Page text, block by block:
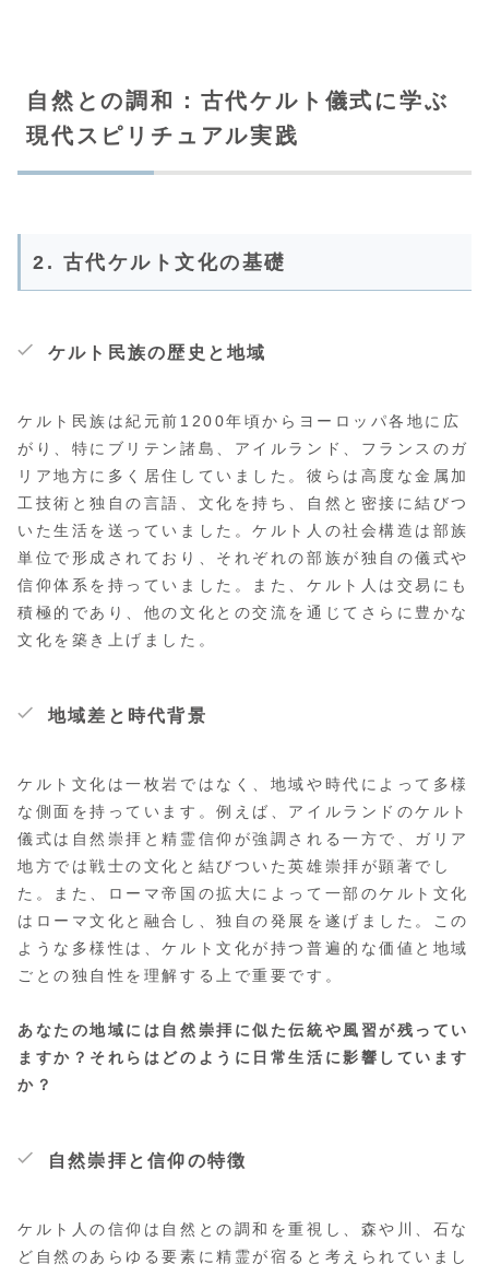
自然との調和：古代ケルト儀式に学ぶ
現代スピリチュアル実践
2. 古代ケルト文化の基礎
ケルト民族の歴史と地域
ケルト民族は紀元前1200年頃からヨーロッパ各地に広
がり、特にブリテン諸島、アイルランド、フランスのガ
リア地方に多く居住していました。彼らは高度な金属加
工技術と独自の言語、文化を持ち、自然と密接に結びつ
いた生活を送っていました。ケルト人の社会構造は部族
単位で形成されており、それぞれの部族が独自の儀式や
信仰体系を持っていました。また、ケルト人は交易にも
積極的であり、他の文化との交流を通じてさらに豊かな
文化を築き上げました。
地域差と時代背景
ケルト文化は一枚岩ではなく、地域や時代によって多様
な側面を持っています。例えば、アイルランドのケルト
儀式は自然崇拝と精霊信仰が強調される一方で、ガリア
地方では戦士の文化と結びついた英雄崇拝が顕著でし
た。また、ローマ帝国の拡大によって一部のケルト文化
はローマ文化と融合し、独自の発展を遂げました。この
ような多様性は、ケルト文化が持つ普遍的な価値と地域
ごとの独自性を理解する上で重要です。
あなたの地域には自然崇拝に似た伝統や風習が残ってい
ますか？それらはどのように日常生活に影響しています
か？
自然崇拝と信仰の特徴
ケルト人の信仰は自然との調和を重視し、森や川、石な
ど自然のあらゆる要素に精霊が宿ると考えられていまし